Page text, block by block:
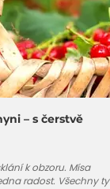
– s čerstvě
k obzoru. Mísa
radost. Všechny ty